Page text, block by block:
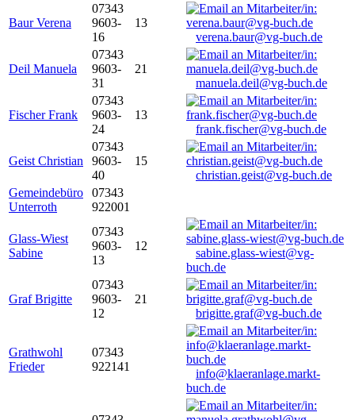
Baur Verena
07343
9603-
16
13
verena.baur@vg-buch.de
Deil Manuela
07343
9603-
31
21
manuela.deil@vg-buch.de
Fischer Frank
07343
9603-
24
13
frank.fischer@vg-buch.de
Geist Christian
07343
9603-
40
15
christian.geist@vg-buch.de
Gemeindebüro
Unterroth
07343
922001
Glass-Wiest
Sabine
07343
9603-
13
12
sabine.glass-wiest@vg-
buch.de
Graf Brigitte
07343
9603-
12
21
brigitte.graf@vg-buch.de
Grathwohl
Frieder
07343
922141
info@klaeranlage.markt-
buch.de